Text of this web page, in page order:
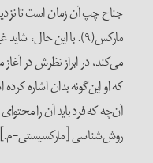
جناح چپ آن زمان است تا نزدیک
مارکس‌(۹). با این‌ حال، شاید
می‌کند، در ابراز نظرش در آغاز
که او این‌گونه بدان اشاره کرده
آن‌چه که فرد باید آن را محتوای
روش‌شناسی [مارکسیستی-م.] پیوسته